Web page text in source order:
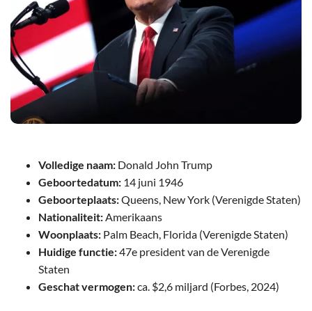
Volledige naam: Donald John Trump
Geboortedatum: 14 juni 1946
Geboorteplaats:Queens, New York (Verenigde Staten)
Nationaliteit:Amerikaans
Woonplaats: Palm Beach, Florida (Verenigde Staten)
Huidige functie:47e president van de Verenigde
Staten
Geschat vermogen:ca. $2,6 miljard (Forbes, 2024)